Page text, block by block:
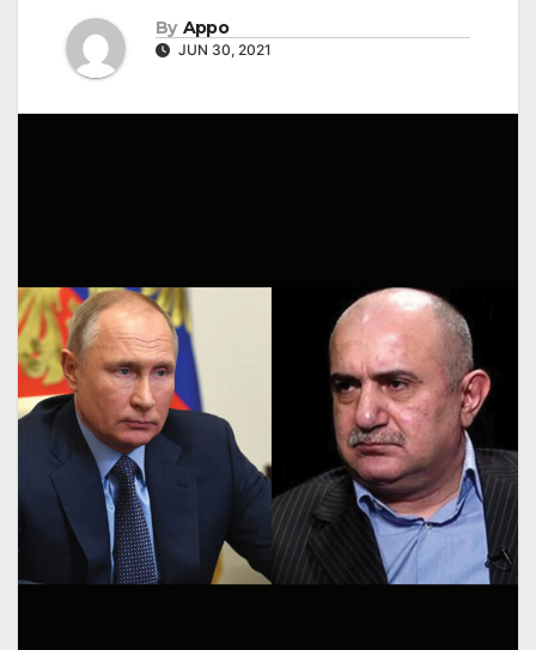
By Appo
JUN 30, 2021